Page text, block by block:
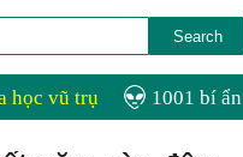
học vũ trụ 1001 bí ẩn